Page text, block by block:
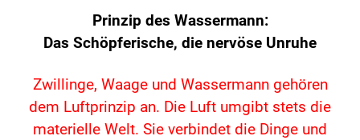
Prinzip des Wassermann:
Das Schöpferische, die nervöse Unruhe
Zwillinge, Waage und Wassermann gehören
dem Luftprinzip an. Die Luft umgibt stets die
materielle Welt. Sie verbindet die Dinge und